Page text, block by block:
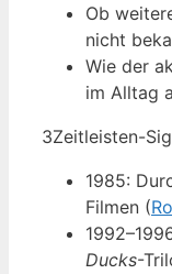
Ob
nicht
Wie der
im Alltag
3Zeitleisten-
1985:
Filmen (
Ducks-